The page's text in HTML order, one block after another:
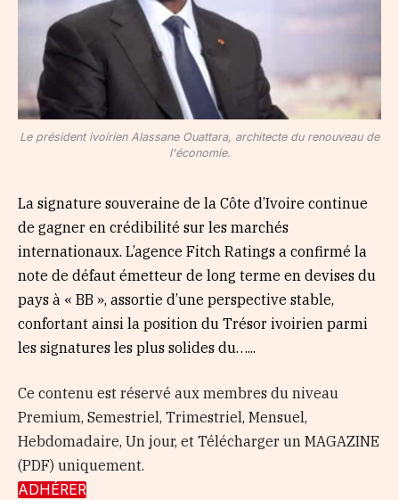
Le président ivoirien Alassane Ouattara, architecte du renouveau de
l'économie.
La signature souveraine de la Côte d’Ivoire continue
de gagner en crédibilité sur les marchés
internationaux. L’agence Fitch Ratings a confirmé la
note de défaut émetteur de long terme en devises du
pays à « BB », assortie d’une perspective stable,
confortant ainsi la position du Trésor ivoirien parmi
les signatures les plus solides du…...
Ce contenu est réservé aux membres du niveau
Premium, Semestriel, Trimestriel, Mensuel,
Hebdomadaire, Un jour, et Télécharger un MAGAZINE
(PDF) uniquement.
ADHÉRER